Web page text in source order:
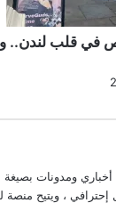
في قلب
ومدونات
، ويتيح منصة